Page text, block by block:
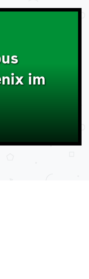
im